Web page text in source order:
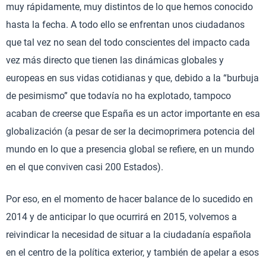
muy rápidamente, muy distintos de lo que hemos conocido
hasta la fecha. A todo ello se enfrentan unos ciudadanos
que tal vez no sean del todo conscientes del impacto cada
vez más directo que tienen las dinámicas globales y
europeas en sus vidas cotidianas y que, debido a la “burbuja
de pesimismo” que todavía no ha explotado, tampoco
acaban de creerse que España es un actor importante en esa
globalización (a pesar de ser la decimoprimera potencia del
mundo en lo que a presencia global se refiere, en un mundo
en el que conviven casi 200 Estados).
Por eso, en el momento de hacer balance de lo sucedido en
2014 y de anticipar lo que ocurrirá en 2015, volvemos a
reivindicar la necesidad de situar a la ciudadanía española
en el centro de la política exterior, y también de apelar a esos